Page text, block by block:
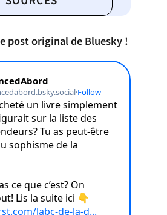
post original de Bluesky !